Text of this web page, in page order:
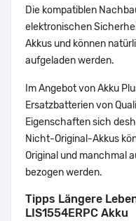
Die kompatiblen
elektronischen
Akkus und können
aufgeladen werden.
Im Angebot von Akku
Ersatzbatterien von
Eigenschaften sich
Nicht-Original-Akkus
Original und manchmal
bezogen werden.
Tipps Längere
LIS1554ERPC Akku